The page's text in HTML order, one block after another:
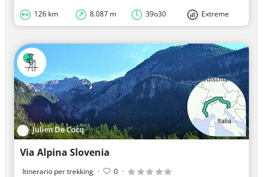
126 km 8.087 m 39o30 Extreme
Julien De Cocq
Via Alpina Slovenia
Itinerario per trekking · 0 ·